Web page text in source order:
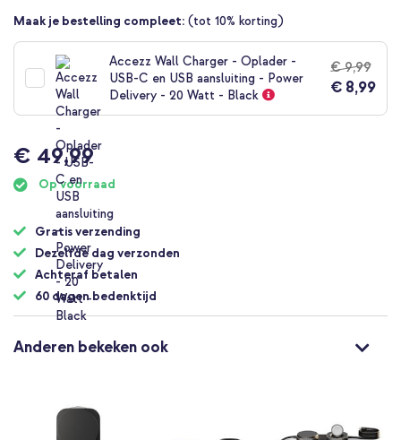
de
afbeeldingen-
Maak je bestelling compleet: (tot 10% korting)
Accezz Wall Charger - Oplader -
USB-C en USB aansluiting - Power
Delivery - 20 Watt - Black
€ 9,99
€ 8,99
€ 49,99
Op voorraad
Gratis verzending
Dezelfde dag verzonden
Achteraf betalen
60 dagen bedenktijd
Anderen bekeken ook